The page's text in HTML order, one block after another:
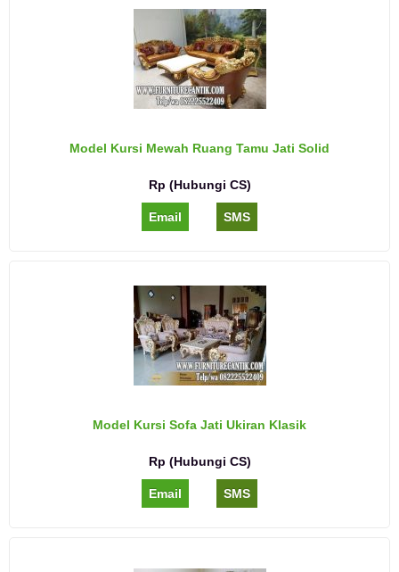
Model Kursi Mewah Ruang Tamu Jati Solid
Rp (Hubungi CS)
Email SMS
Model Kursi Sofa Jati Ukiran Klasik
Rp (Hubungi CS)
Email SMS